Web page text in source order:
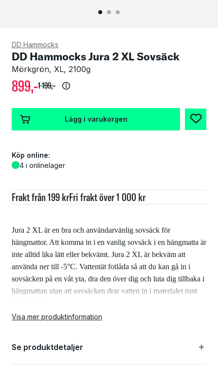
DD Hammocks
DD Hammocks Jura 2 XL Sovsäck
Mörkgrön, XL, 2100g
899,-1199,-
Jura 2 XL är en bra och användarvänlig sovsäck för
hängmattor. Att komma in i en vanlig sovsäck i en hängmatta är
inte alltid lika lätt eller bekvämt. Jura 2 XL är bekväm att
använda ner till -5°C. Vattentät fotlåda så att du kan gå in i
sovsäcken på en våt yta, dra den över dig och luta dig tillbaka i
hängmattan utan att sovsäcken drar vatten in i materialet runt
Bekväm att använda ner till -5 ° C
Visa mer produktinformation
Frakt från 199 krFri frakt över 1 000 kr
Lägg i varukorgen
Köp online:
4 i onlinelager
Se produktdetaljer